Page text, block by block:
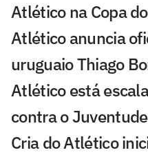
Atlético na Copa
Atlético anuncia
uruguaio Thiago
Atlético está
contra o
Cria do Atlético